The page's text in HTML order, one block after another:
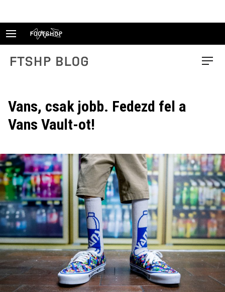
FTSHP blog Menu
Vans, csak jobb. Fedezd fel a
Vans Vault-ot!